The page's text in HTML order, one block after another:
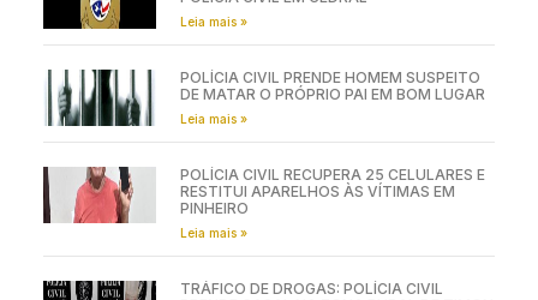
Leia mais »
POLÍCIA CIVIL PRENDE HOMEM SUSPEITO
DE MATAR O PRÓPRIO PAI EM BOM LUGAR
Leia mais »
POLÍCIA CIVIL RECUPERA 25 CELULARES E
RESTITUI APARELHOS ÀS VÍTIMAS EM
PINHEIRO
Leia mais »
TRÁFICO DE DROGAS: POLÍCIA CIVIL